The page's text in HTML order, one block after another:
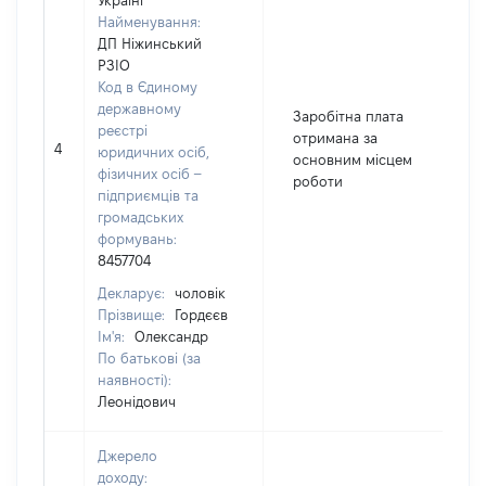
4
Найменування:
ДП Ніжинський
РЗІО
Код в Єдиному
державному
реєстрі
юридичних осіб,
фізичних осіб –
підприємців та
громадських
формувань:
8457704
Декларує:
чоловік
Прізвище:
Гордєєв
Ім'я:
Олександр
По батькові (за
наявності):
Леонідович
Заробітна плата
отримана за
основним місцем
роботи
Джерело
доходу: